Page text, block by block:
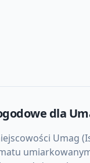
dla
Umag